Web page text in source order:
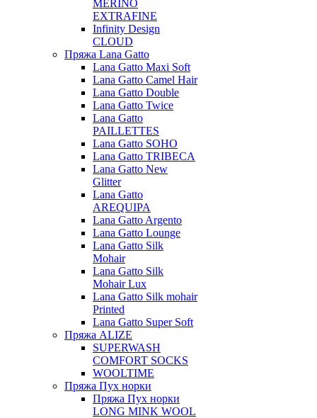
MERINO
EXTRAFINE
Infinity Design
CLOUD
Пряжа Lana Gatto
Lana Gatto Maxi Soft
Lana Gatto Camel Hair
Lana Gatto Double
Lana Gatto Twice
Lana Gatto
PAILLETTES
Lana Gatto SOHO
Lana Gatto TRIBECA
Lana Gatto New
Glitter
Lana Gatto
AREQUIPA
Lana Gatto Argento
Lana Gatto Lounge
Lana Gatto Silk
Mohair
Lana Gatto Silk
Mohair Lux
Lana Gatto Silk mohair
Printed
Lana Gatto Super Soft
Пряжа ALIZE
SUPERWASH
COMFORT SOCKS
WOOLTIME
Пряжа Пух норки
Пряжа Пух норки
LONG MINK WOOL